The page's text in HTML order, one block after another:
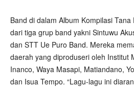
Band di dalam Album Kompilasi
dari tiga grup band yakni Sintuwu
dan STT Ue Puro Band. Mereka
daerah yang diproduseri oleh Institut
Inanco, Waya Masapi, Matiandano,
dan Isua Tempo. “Lagu-lagu ini